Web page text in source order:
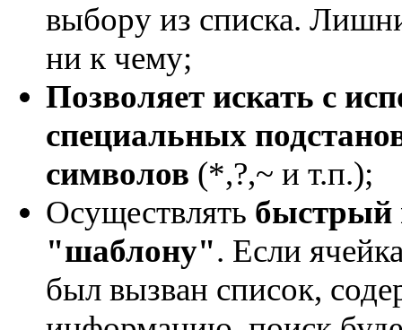
выбору из списка.
ни к чему;
Позволяет искать с
специальных
символов (*,?,~ и т.п.);
Осуществлять быстрый
"шаблону". Если
был вызван список,